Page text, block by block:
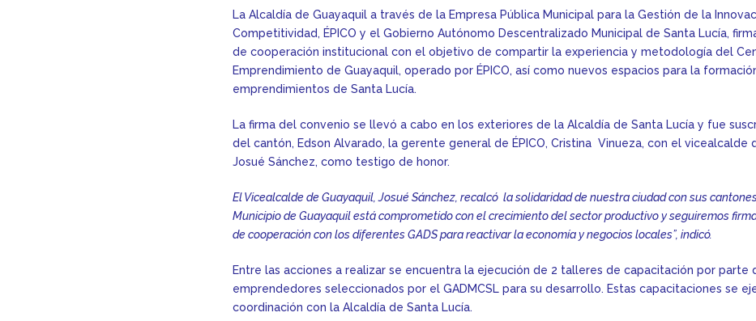
La Alcaldía de Guayaquil a través de la Empresa Pública Municipal para la Gestión de la
Competitividad, ÉPICO y el Gobierno Autónomo Descentralizado Municipal de Santa Lucía,
de cooperación institucional con el objetivo de compartir la experiencia y metodología del
Emprendimiento de Guayaquil, operado por ÉPICO, así como nuevos espacios para la
emprendimientos de Santa Lucía.
La firma del convenio se llevó a cabo en los exteriores de la Alcaldía de Santa Lucía y fue
del cantón, Edson Alvarado, la gerente general de ÉPICO, Cristina Vinueza, con el vicealcalde
Josué Sánchez, como testigo de honor.
El Vicealcalde de Guayaquil, Josué Sánchez, recalcó la solidaridad de nuestra ciudad con sus
Municipio de Guayaquil está comprometido con el crecimiento del sector productivo y seguiremos
de cooperación con los diferentes GADS para reactivar la economía y negocios locales”, indicó.
Entre las acciones a realizar se encuentra la ejecución de 2 talleres de capacitación por parte
emprendedores seleccionados por el GADMCSL para su desarrollo. Estas capacitaciones se
coordinación con la Alcaldía de Santa Lucía.